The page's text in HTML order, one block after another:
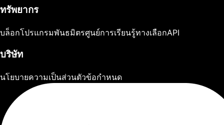
ทรัพยากร
บล็อกโปรแกรมพันธมิตรศูนย์การเรียนรู้ทางเลือกAPI
บริษัท
นโยบายความเป็นส่วนตัวข้อกำหนด